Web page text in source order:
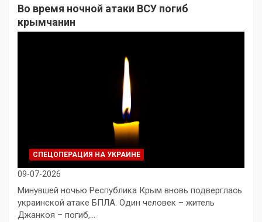
Во время ночной атаки ВСУ погиб
крымчанин
СПЕЦОПЕРАЦИЯ НА УКРАИНЕ
09-07-2026
Минувшей ночью Республика Крым вновь подверглась
украинской атаке БПЛА. Один человек – житель
Джанкоя – погиб,…